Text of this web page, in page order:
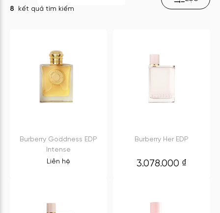
8 kết quả tìm kiếm
Burberry Goddness EDP
Intense
Liên hệ
Burberry Her EDP
3.078.000 ₫